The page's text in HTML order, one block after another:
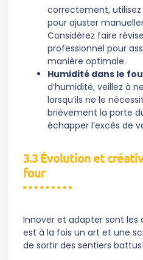
correctement,
pour ajuster
Considérez faire
professionnel pour
manière optimale.
Humidité dans le
d’humidité, veillez à
lorsqu’ils ne le
brièvement la porte
échapper l’excès de
3.3 Évolution et
four
Innover et adapter sont les
est à la fois un art et une
de sortir des sentiers battus!